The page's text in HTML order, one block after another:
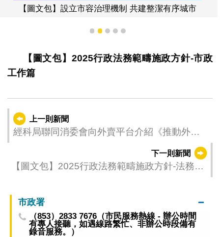
【圖文包】設立市容治理機制 共建整潔有序城市
1 2 3 4 5
【圖文包】2025行政法務範疇施政方針-市政
工作篇
上一則新聞
經科局聯同消委會向外賣平台介紹《推動外賣
餐飲行業健康發展的指引》 共推促進行業的健
康及可持續發展
下一則新聞
【圖文包】2025行政法務範疇施政方針-法務工
市政署
（853）2833 7676（市民服務熱線 - 辦公時間
有專人接聽，如遇線路繁忙、非辦公時段備有
錄音服務。）